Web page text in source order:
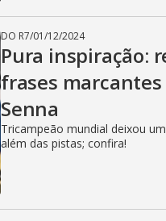
DO R7/01/12/2024
Pura inspiração:
frases
Senna
Tricampeão mundial deixou
além das pistas; confira!